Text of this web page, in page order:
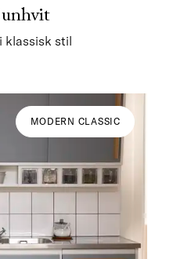
klassisk stil
MODERN CLASSIC